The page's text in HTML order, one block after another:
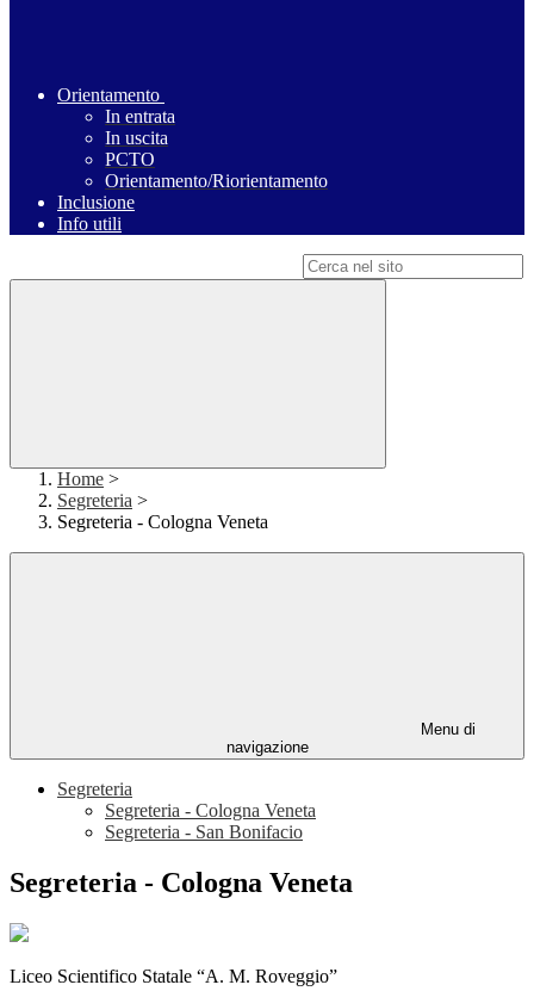
Orientamento
In entrata
In uscita
PCTO
Orientamento/Riorientamento
Inclusione
Info utili
Home >
Segreteria >
Segreteria - Cologna Veneta
Menu di
navigazione
Segreteria
Segreteria - Cologna Veneta
Segreteria - San Bonifacio
Segreteria - Cologna Veneta
Liceo Scientifico Statale “A. M. Roveggio”